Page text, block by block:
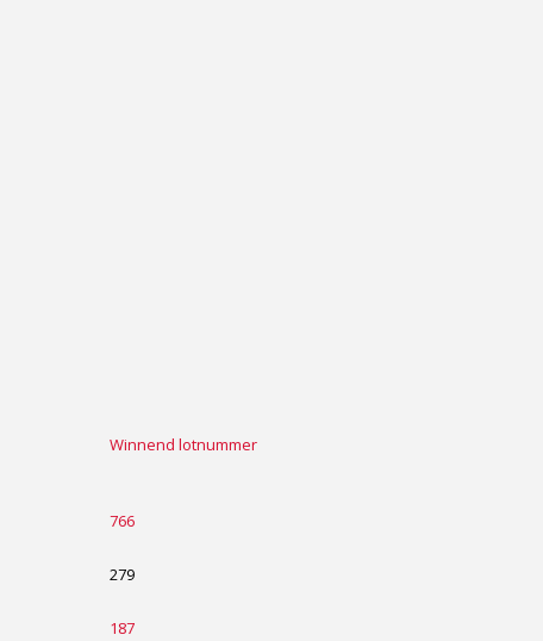
Winnend lotnummer
766
279
187